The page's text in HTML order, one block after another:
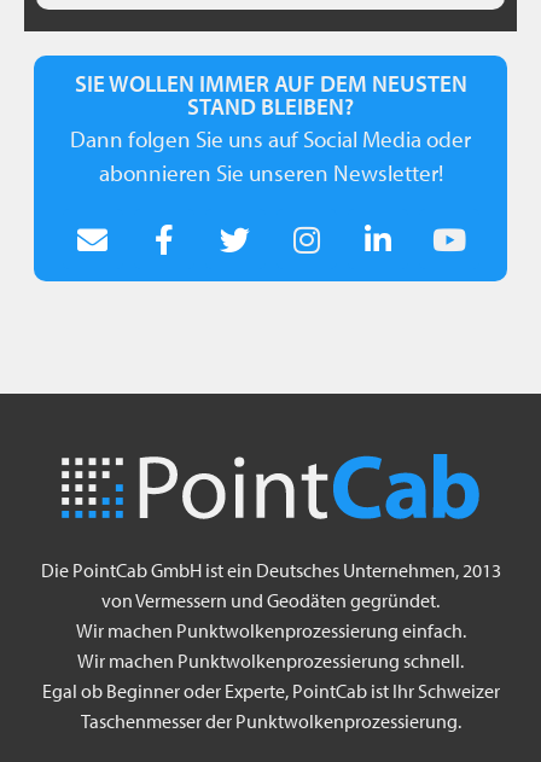
SIE WOLLEN IMMER AUF DEM NEUSTEN
STAND BLEIBEN?
Dann folgen Sie uns auf Social Media oder
abonnieren Sie unseren Newsletter!
Die PointCab GmbH ist ein Deutsches Unternehmen, 2013
von Vermessern und Geodäten gegründet.
Wir machen Punktwolkenprozessierung einfach.
Wir machen Punktwolkenprozessierung schnell.
Egal ob Beginner oder Experte, PointCab ist Ihr Schweizer
Taschenmesser der Punktwolkenprozessierung.